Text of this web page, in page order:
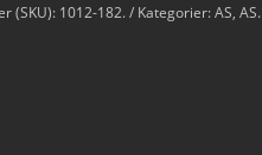
(SKU): 1012-182. Kategorier:AS,